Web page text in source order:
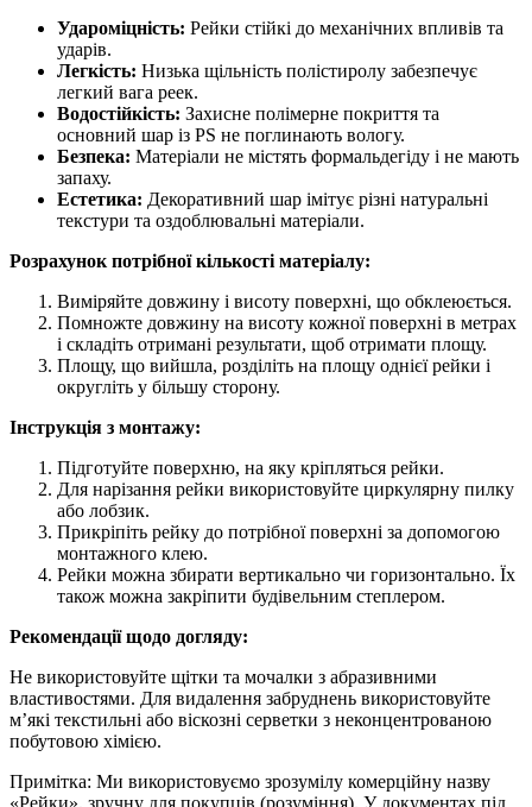
Удароміцність: Рейки стійкі до механічних впливів та
ударів.
Легкість: Низька щільність полістиролу забезпечує
легкий вага реек.
Водостійкість: Захисне полімерне покриття та
основний шар із PS не поглинають вологу.
Безпека: Матеріали не містять формальдегіду і не мають
запаху.
Естетика: Декоративний шар імітує різні натуральні
текстури та оздоблювальні матеріали.
Розрахунок потрібної кількості матеріалу:
Виміряйте довжину і висоту поверхні, що обклеюється.
Помножте довжину на висоту кожної поверхні в метрах
і складіть отримані результати, щоб отримати площу.
Площу, що вийшла, розділіть на площу однієї рейки і
округліть у більшу сторону.
Інструкція з монтажу:
Підготуйте поверхню, на яку кріпляться рейки.
Для нарізання рейки використовуйте циркулярну пилку
або лобзик.
Прикріпіть рейку до потрібної поверхні за допомогою
монтажного клею.
Рейки можна збирати вертикально чи горизонтально. Їх
також можна закріпити будівельним степлером.
Рекомендації щодо догляду:
Не використовуйте щітки та мочалки з абразивними
властивостями. Для видалення забруднень використовуйте
м’які текстильні або віскозні серветки з неконцентрованою
побутовою хімією.
Примітка: Ми використовуємо зрозумілу комерційну назву